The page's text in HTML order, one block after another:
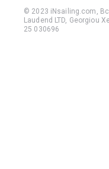
© 2023 iNsailing.com,
Laudend LTD, Georgiou
25 030696